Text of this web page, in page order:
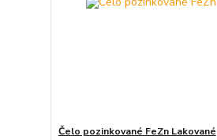
Čelo pozinkované FeZn Lakované